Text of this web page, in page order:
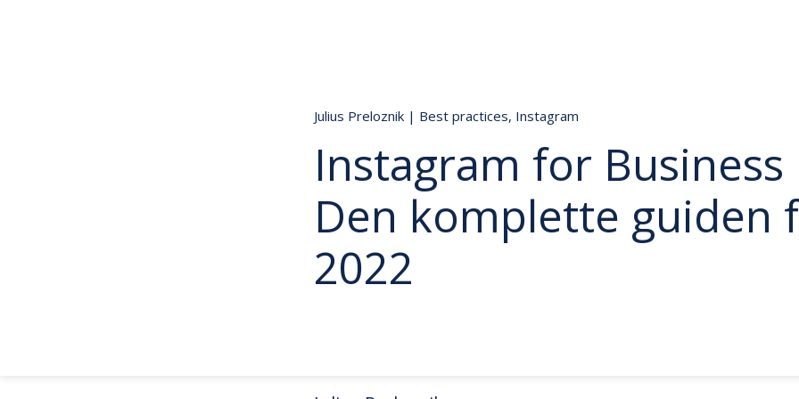
Julius Preloznik | Best practices, Instagram
Instagram for Business
Den komplette guiden
2022